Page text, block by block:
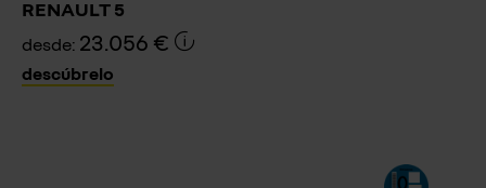
RENAULT 5
desde: 23.056 €
descúbrelo